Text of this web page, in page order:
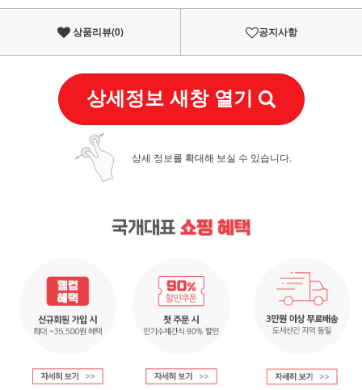
상품리뷰(0) 공지사항
상세정보 새창 열기
상세 정보를 확대해 보실 수 있습니다.